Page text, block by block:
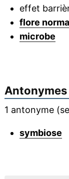
effet
flore
microbe
Antonymes
1 antonyme
symbiose